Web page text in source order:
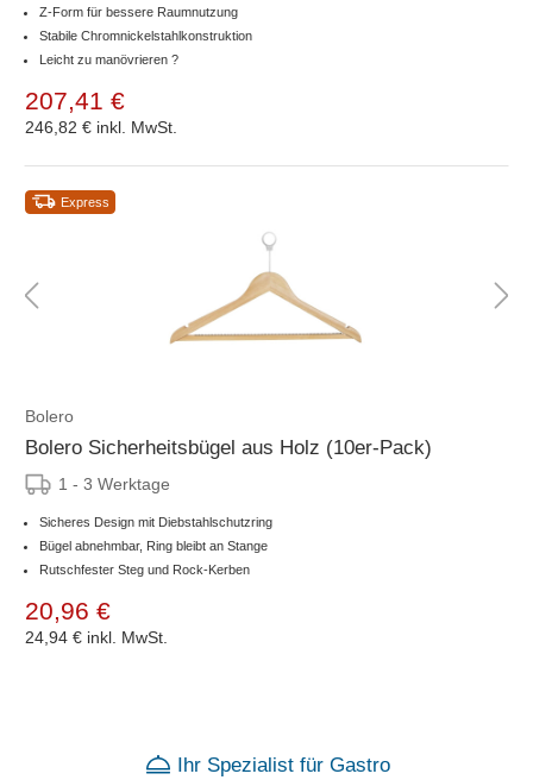
Z-Form für bessere Raumnutzung
Stabile Chromnickelstahlkonstruktion
Leicht zu manövrieren ?
207,41 €
246,82 € inkl. MwSt.
Express
Bolero
Bolero Sicherheitsbügel aus Holz (10er-Pack)
1 - 3 Werktage
Sicheres Design mit Diebstahlschutzring
Bügel abnehmbar, Ring bleibt an Stange
Rutschfester Steg und Rock-Kerben
20,96 €
24,94 € inkl. MwSt.
Ihr Spezialist für Gastro